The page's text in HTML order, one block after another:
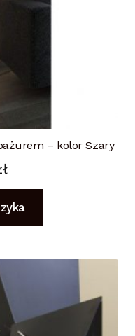
– kolor Szary